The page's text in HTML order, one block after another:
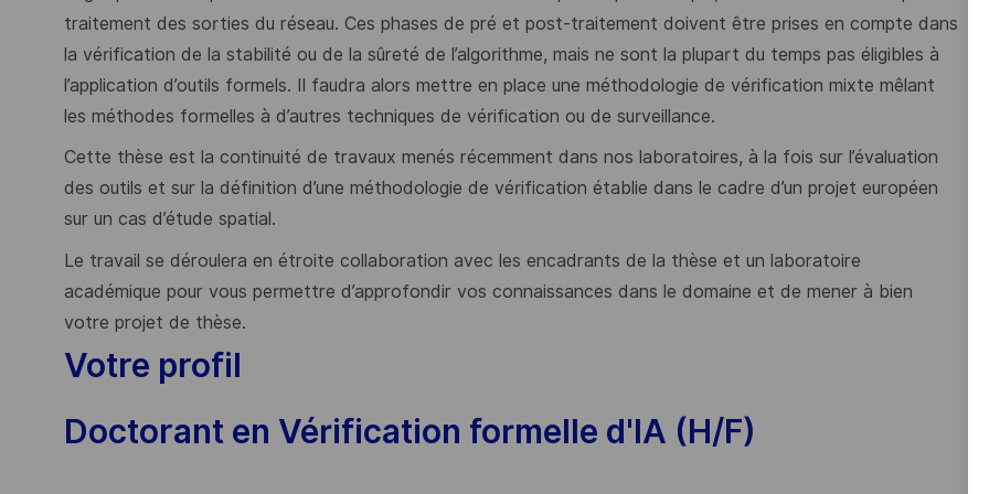
traitement des sorties du réseau. Ces phases de pré et post-traitement doivent être prises en compte dans
la vérification de la stabilité ou de la sûreté de l’algorithme, mais ne sont la plupart du temps pas éligibles à
l’application d’outils formels. Il faudra alors mettre en place une méthodologie de vérification mixte mêlant
les méthodes formelles à d’autres techniques de vérification ou de surveillance.
Cette thèse est la continuité de travaux menés récemment dans nos laboratoires, à la fois sur l’évaluation
des outils et sur la définition d’une méthodologie de vérification établie dans le cadre d’un projet européen
sur un cas d’étude spatial.
Le travail se déroulera en étroite collaboration avec les encadrants de la thèse et un laboratoire
académique pour vous permettre d’approfondir vos connaissances dans le domaine et de mener à bien
votre projet de thèse.
Votre profil
Doctorant en Vérification formelle d'IA (H/F)